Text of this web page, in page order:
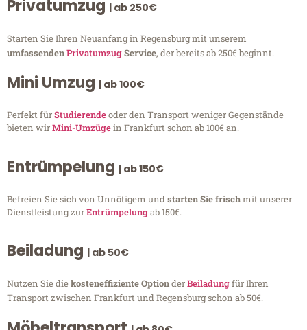
Privatumzug | ab 250€
Starten Sie Ihren Neuanfang in Regensburg mit unserem
umfassendenPrivatumzugService, der bereits ab 250€ beginnt.
Mini Umzug | ab 100€
Perfekt fürStudierendeoder den Transport weniger Gegenstände
bieten wirMini-Umzügein Frankfurt schon ab 100€ an.
Entrümpelung | ab 150€
Befreien Sie sich von Unnötigem undstarten Sie frischmit unserer
Dienstleistung zurEntrümpelungab 150€.
Beiladung | ab 50€
Nutzen Sie diekosteneffiziente OptionderBeiladungfür Ihren
Transport zwischen Frankfurt und Regensburg schon ab 50€.